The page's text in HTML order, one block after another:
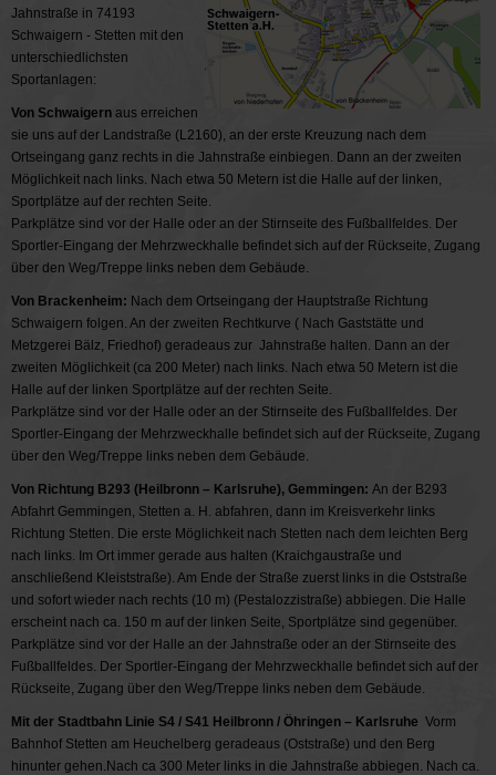
Jahnstraße in 74193
Schwaigern - Stetten mit den
unterschiedlichsten
Sportanlagen:
Von Schwaigern aus erreichen
sie uns auf der Landstraße (L2160), an der erste Kreuzung nach dem
Ortseingang ganz rechts in die Jahnstraße einbiegen. Dann an der zweiten
Möglichkeit nach links. Nach etwa 50 Metern ist die Halle auf der linken,
Sportplätze auf der rechten Seite.
Parkplätze sind vor der Halle oder an der Stirnseite des Fußballfeldes. Der
Sportler-Eingang der Mehrzweckhalle befindet sich auf der Rückseite, Zugang
über den Weg/Treppe links neben dem Gebäude.
Von Brackenheim: Nach dem Ortseingang der Hauptstraße Richtung
Schwaigern folgen. An der zweiten Rechtkurve ( Nach Gaststätte und
Metzgerei Bälz, Friedhof) geradeaus zur Jahnstraße halten. Dann an der
zweiten Möglichkeit (ca 200 Meter) nach links. Nach etwa 50 Metern ist die
Halle auf der linken Sportplätze auf der rechten Seite.
Parkplätze sind vor der Halle oder an der Stirnseite des Fußballfeldes. Der
Sportler-Eingang der Mehrzweckhalle befindet sich auf der Rückseite, Zugang
über den Weg/Treppe links neben dem Gebäude.
Von Richtung B293 (Heilbronn – Karlsruhe), Gemmingen: An der B293
Abfahrt Gemmingen, Stetten a. H. abfahren, dann im Kreisverkehr links
Richtung Stetten. Die erste Möglichkeit nach Stetten nach dem leichten Berg
nach links. Im Ort immer gerade aus halten (Kraichgaustraße und
anschließend Kleiststraße). Am Ende der Straße zuerst links in die Oststraße
und sofort wieder nach rechts (10 m) (Pestalozzistraße) abbiegen. Die Halle
erscheint nach ca. 150 m auf der linken Seite, Sportplätze sind gegenüber.
Parkplätze sind vor der Halle an der Jahnstraße oder an der Stirnseite des
Fußballfeldes. Der Sportler-Eingang der Mehrzweckhalle befindet sich auf der
Rückseite, Zugang über den Weg/Treppe links neben dem Gebäude.
Mit der Stadtbahn Linie S4 / S41 Heilbronn / Öhringen – Karlsruhe Vorm
Bahnhof Stetten am Heuchelberg geradeaus (Oststraße) und den Berg
hinunter gehen.Nach ca 300 Meter links in die Jahnstraße abbiegen. Nach ca.